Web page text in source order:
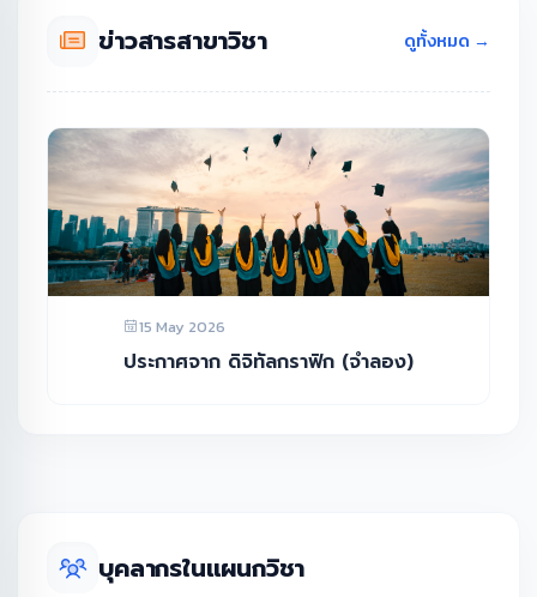
ข่าวสารสาขาวิชา ดูทั้งหมด →
15 May 2026
ประกาศจาก ดิจิทัลกราฟิก (จำลอง)
บุคลากรในแผนกวิชา